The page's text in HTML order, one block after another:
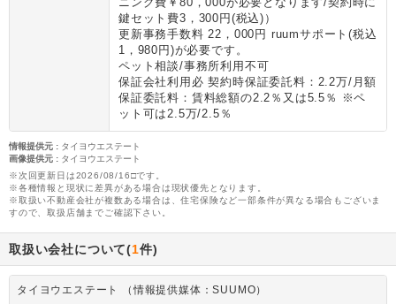
鍵セット費3，300円(税込)）
更新事務手数料 22，000円 ruumサポート(税込
1，980円)が必要です。
ペット相談/事務所利用不可
保証会社利用必 契約時保証委託料：2.2万/月額
保証委託料：賃料総額の2.2％又は5.5％ ※ペ
ット可は2.5万/2.5％
情報提供元 : タイヨウエステート
画像提供元 : タイヨウエステート
※次回更新日は2026/08/16□です。
※各種情報と現状に差異がある場合は現状優先となります。
※取扱い不動産会社が複数ある場合は、住宅保険など一部条件が異なる場合もございま
すので、取扱店舗までご確認下さい。
取扱い会社について(1件)
タイヨウエステート （情報提供媒体：SUUMO）